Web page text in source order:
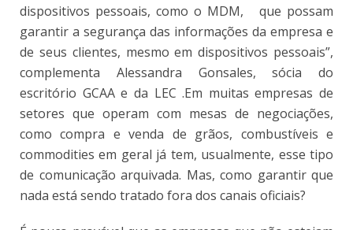
dispositivos pessoais, como o MDM, que possam
garantir a segurança das informações da empresa e
de seus clientes, mesmo em dispositivos pessoais”,
complementa Alessandra Gonsales, sócia do
escritório GCAA e da LEC .Em muitas empresas de
setores que operam com mesas de negociações,
como compra e venda de grãos, combustíveis e
commodities em geral já tem, usualmente, esse tipo
de comunicação arquivada. Mas, como garantir que
nada está sendo tratado fora dos canais oficiais?